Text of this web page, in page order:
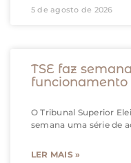
5 de agosto de 2026
TSE faz
O Tribunal Superior
semana uma série de
LER MAIS »